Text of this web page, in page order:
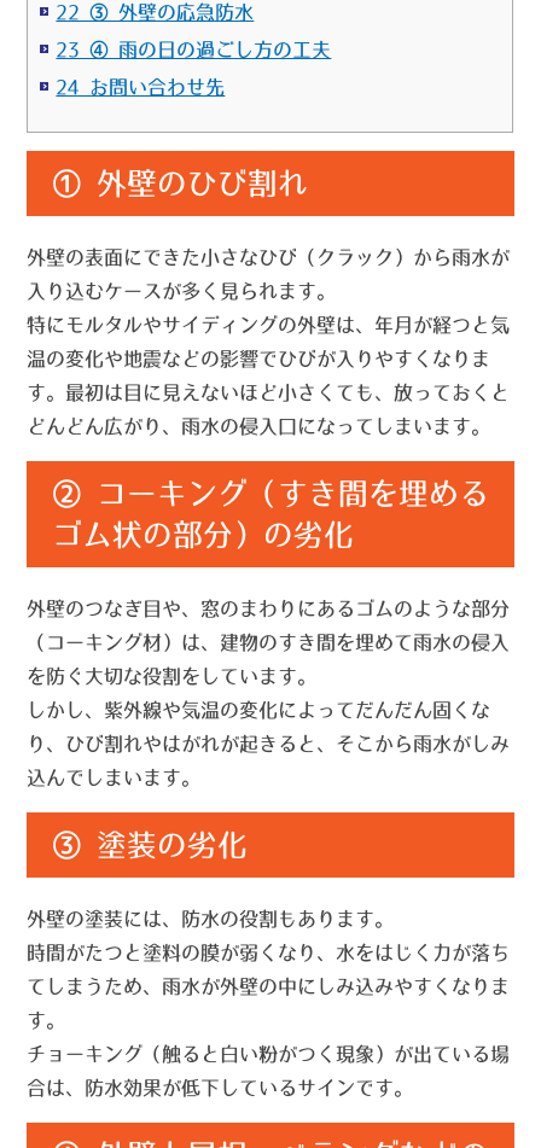
22 ③ 外壁の応急防水
23 ④ 雨の日の過ごし方の工夫
24 お問い合わせ先
① 外壁のひび割れ
外壁の表面にできた小さなひび （クラック）から雨水が
入り込むケースが多く見られます。
特にモルタルやサイディングの外壁は、年月が経つと気
温の変化や地震などの影響でひびが入りやすくなりま
す。最初は目に見えないほど小さくても、放っておくと
どんどん広がり、雨水の侵入口になってしまいます。
② コーキング（すき間を埋める
ゴム状の部分）の劣化
外壁のつなぎ目や、窓のまわりにある ゴムのような部分
（コーキング材）は、建物のすき間を埋めて雨水の侵入
を防ぐ大切な役割をしています。
しかし、紫外線や気温の変化によってだんだん固くな
り、ひび割れやはがれが起きると、そこから雨水がしみ
込んでしまいます。
③ 塗装の劣化
外壁の塗装には、 防水の役割 もあります。
時間がたつと塗料の膜が弱くなり、水をはじく力が落ち
てしまうため、雨水が外壁の中にしみ込みやすくなりま
す。
チョーキング（触ると白い粉がつく現象）が出ている場
合は、防水効果が低下しているサインです。